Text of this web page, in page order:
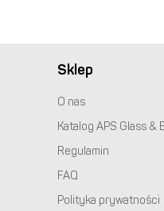
Sklep
O nas
Katalog APS Glass &
Regulamin
FAQ
Polityka prywatności